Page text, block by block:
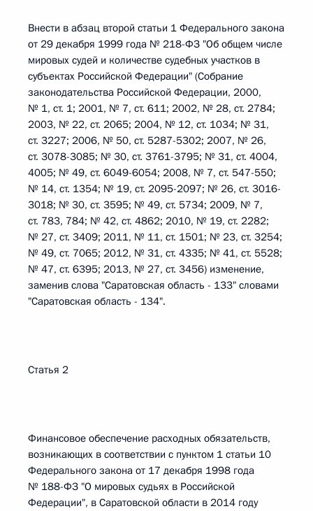
Внести в абзац второй статьи 1 Федерального закона
от 29 декабря 1999 года № 218-ФЗ "Об общем числе
мировых судей и количестве судебных участков в
субъектах Российской Федерации" (Собрание
законодательства Российской Федерации, 2000,
№ 1, ст. 1; 2001, № 7, ст. 611; 2002, № 28, ст. 2784;
2003, № 22, ст. 2065; 2004, № 12, ст. 1034; № 31,
ст. 3227; 2006, № 50, ст. 5287-5302; 2007, № 26,
ст. 3078-3085; № 30, ст. 3761-3795; № 31, ст. 4004,
4005; № 49, ст. 6049-6054; 2008, № 7, ст. 547-550;
№ 14, ст. 1354; № 19, ст. 2095-2097; № 26, ст. 3016-
3018; № 30, ст. 3595; № 49, ст. 5734; 2009, № 7,
ст. 783, 784; № 42, ст. 4862; 2010, № 19, ст. 2282;
№ 27, ст. 3409; 2011, № 11, ст. 1501; № 23, ст. 3254;
№ 49, ст. 7065; 2012, № 31, ст. 4335; № 41, ст. 5528;
№ 47, ст. 6395; 2013, № 27, ст. 3456) изменение,
заменив слова "Саратовская область - 133" словами
"Саратовская область - 134".
Статья 2
Финансовое обеспечение расходных обязательств,
возникающих в соответствии с пунктом 1 статьи 10
Федерального закона от 17 декабря 1998 года
№ 188-ФЗ "О мировых судьях в Российской
Федерации", в Саратовской области в 2014 году